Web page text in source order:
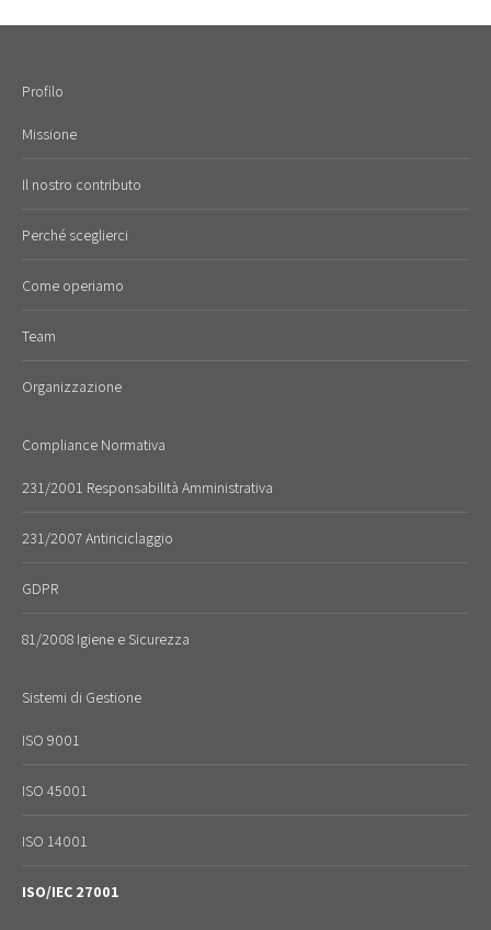
Profilo
Missione
Il nostro contributo
Perché sceglierci
Come operiamo
Team
Organizzazione
Compliance Normativa
231/2001 Responsabilità Amministrativa
231/2007 Antiriciclaggio
GDPR
81/2008 Igiene e Sicurezza
Sistemi di Gestione
ISO 9001
ISO 45001
ISO 14001
ISO/IEC 27001